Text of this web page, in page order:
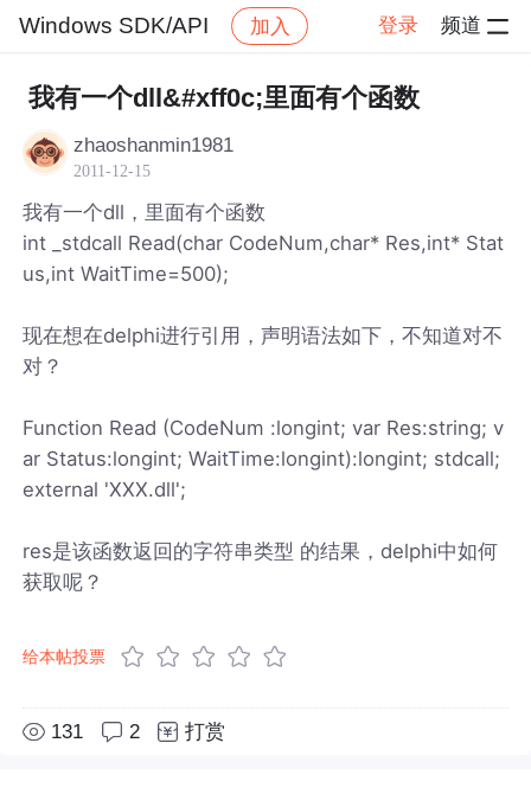
Windows SDK/API 加入 登录 频道
社区 Windows SDK/API 帖子详情
我有一个dll&#xff0c;里面有个函数
zhaoshanmin1981
2011-12-15
我有一个dll，里面有个函数
int _stdcall Read(char CodeNum,char* Res,int* Stat
us,int WaitTime=500);
现在想在delphi进行引用，声明语法如下，不知道对不
对？
Function Read (CodeNum :longint; var Res:string; v
ar Status:longint; WaitTime:longint):longint; stdcall;
external 'XXX.dll';
res是该函数返回的字符串类型 的结果，delphi中如何
获取呢？
给本帖投票
131 2 打赏